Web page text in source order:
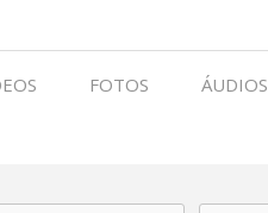
FOTOS ÁUDIOS